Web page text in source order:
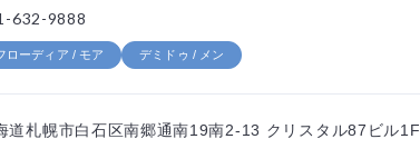
632-9888
ローディア / モア デミドゥ / メン
道札幌市白石区南郷通南19南2-13 クリスタル87ビル1F